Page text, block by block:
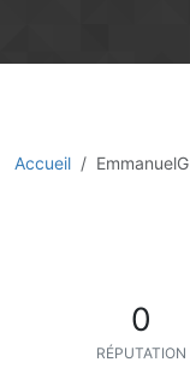
Accueil EmmanuelG
0
RÉPUTATION